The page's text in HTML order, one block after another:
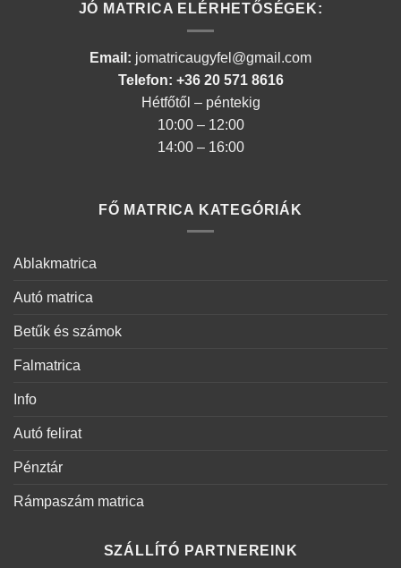
JÓ MATRICA ELÉRHETŐSÉGEK:
Email: jomatricaugyfel@gmail.com
Telefon: +36 20 571 8616
Hétfőtől – péntekig
10:00 – 12:00
14:00 – 16:00
FŐ MATRICA KATEGÓRIÁK
Ablakmatrica
Autó matrica
Betűk és számok
Falmatrica
Info
Autó felirat
Pénztár
Rámpaszám matrica
SZÁLLÍTÓ PARTNEREINK